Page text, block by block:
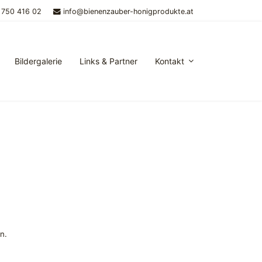
416 02 info@bienenzauber-honigprodukte.at
Bildergalerie Links & Partner Kontakt